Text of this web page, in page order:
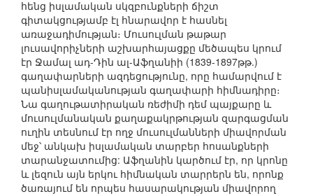
հենց իսլամական սկզբունքների ճիշտ
գիտակցությամբ էլ հնարավոր է հասնել
առաջադիմության։ Մուսուլման թաթար
լուսավորիչների աշխարհայացքը մեծապես կրում
էր Ջամալ ադ-Դին ալ-Աֆղանիի (1839-1897թթ.)
գաղափարների ազդեցությունը, որը համարվում է
պանիսլամականության գաղափարի հիմնադիրը։
Նա գաղութատիրական ռեժիմի դեմ պայքարը և
մուսուլմանական քաղաքակրթության զարգացման
ուղին տեսնում էր ողջ մուսուլմանների միավորման
մեջ՝ անկախ իսլամական տարբեր հոսանքների
տարանջատումից: Աֆղանին կարծում էր, որ կրոնը
և լեզուն այն երկու հիմնական տարրերն են, որոնք
ծառայում են որպես հասարակության միավորող